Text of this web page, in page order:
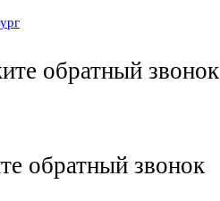
обратный звонок
обратный звонок